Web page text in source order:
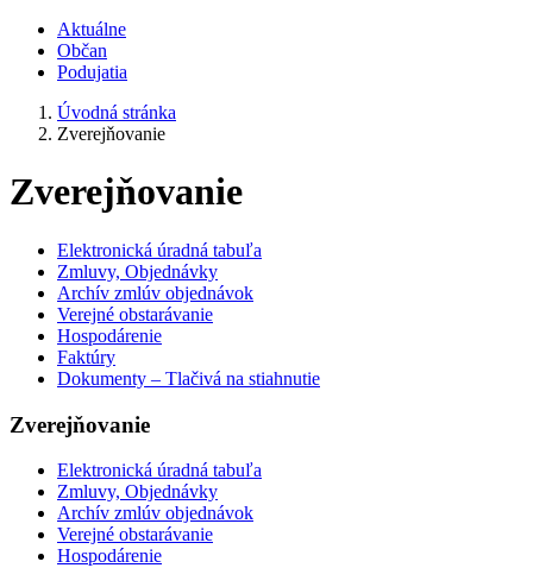
Aktuálne
Občan
Podujatia
Úvodná stránka
Zverejňovanie
Zverejňovanie
Elektronická úradná tabuľa
Zmluvy, Objednávky
Archív zmlúv objednávok
Verejné obstarávanie
Hospodárenie
Faktúry
Dokumenty – Tlačivá na stiahnutie
Zverejňovanie
Elektronická úradná tabuľa
Zmluvy, Objednávky
Archív zmlúv objednávok
Verejné obstarávanie
Hospodárenie